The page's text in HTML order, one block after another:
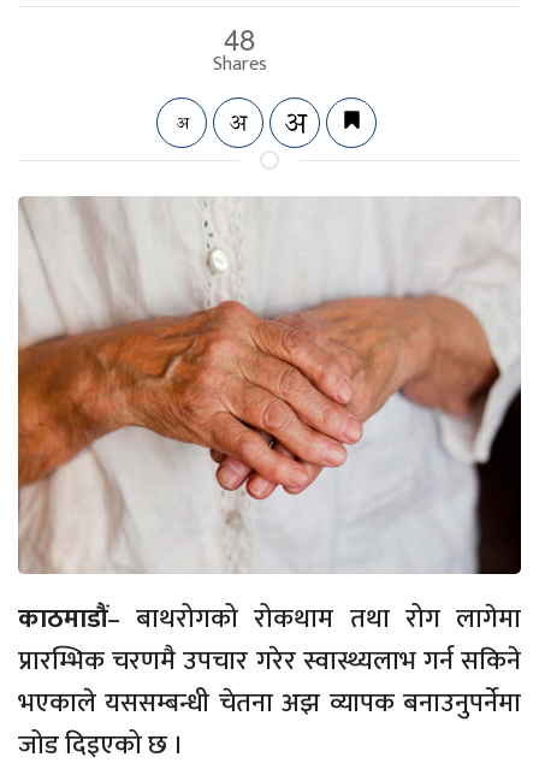
48
Shares
काठमाडौं– बाथरोगको रोकथाम तथा रोग लागेमा
प्रारम्भिक चरणमै उपचार गरेर स्वास्थ्यलाभ गर्न सकिने
भएकाले यससम्बन्धी चेतना अझ व्यापक बनाउनुपर्नेमा
जोड दिइएको छ ।